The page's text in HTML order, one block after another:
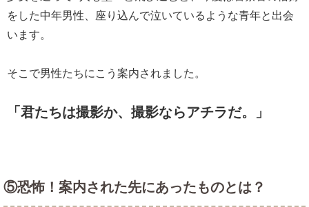
をした中年男性、座り込んで泣いているような青年と出会
います。
そこで男性たちにこう案内されました。
「君たちは撮影か、撮影ならアチラだ。」
⑤恐怖！案内された先にあったものとは？